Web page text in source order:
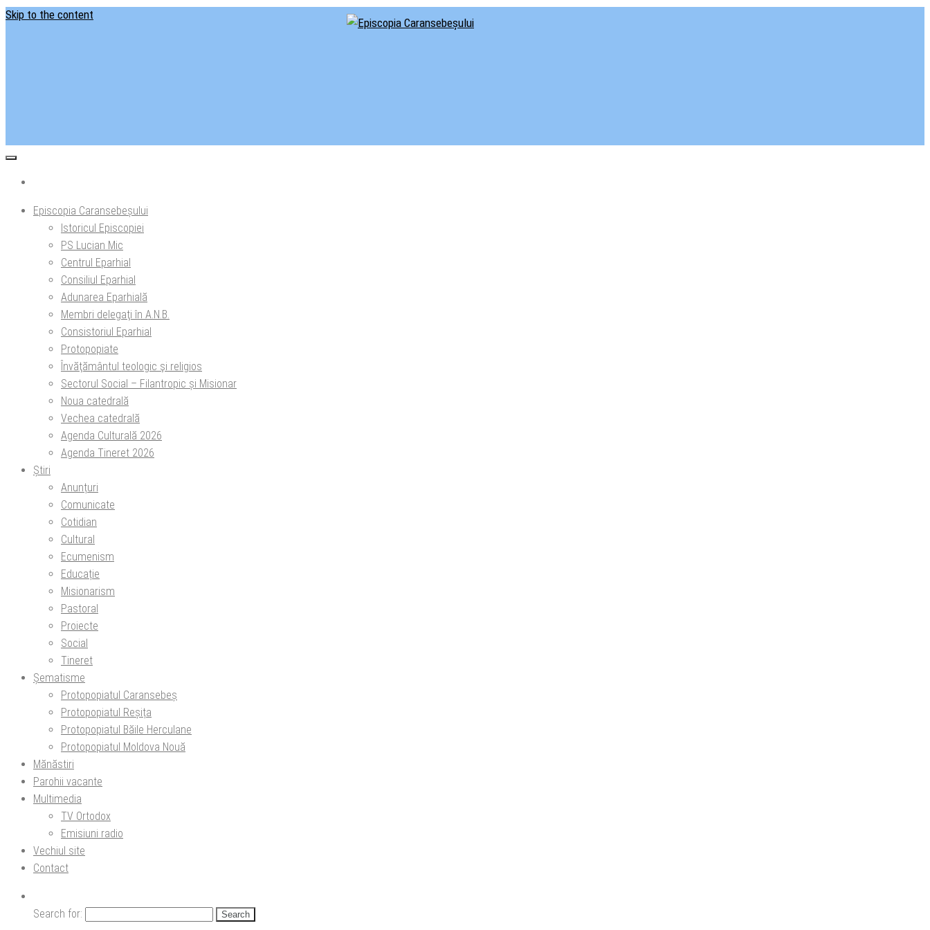
Skip to the content
Episcopia Caransebeșului
Istoricul Episcopiei
PS Lucian Mic
Centrul Eparhial
Consiliul Eparhial
Adunarea Eparhială
Membri delegaţi în A.N.B.
Consistoriul Eparhial
Protopopiate
Învăţământul teologic şi religios
Sectorul Social – Filantropic și Misionar
Noua catedrală
Vechea catedrală
Agenda Culturală 2026
Agenda Tineret 2026
Știri
Anunțuri
Comunicate
Cotidian
Cultural
Ecumenism
Educație
Misionarism
Pastoral
Proiecte
Social
Tineret
Șematisme
Protopopiatul Caransebeș
Protopopiatul Reșița
Protopopiatul Băile Herculane
Protopopiatul Moldova Nouă
Mănăstiri
Parohii vacante
Multimedia
TV Ortodox
Emisiuni radio
Vechiul site
Contact
Search for: